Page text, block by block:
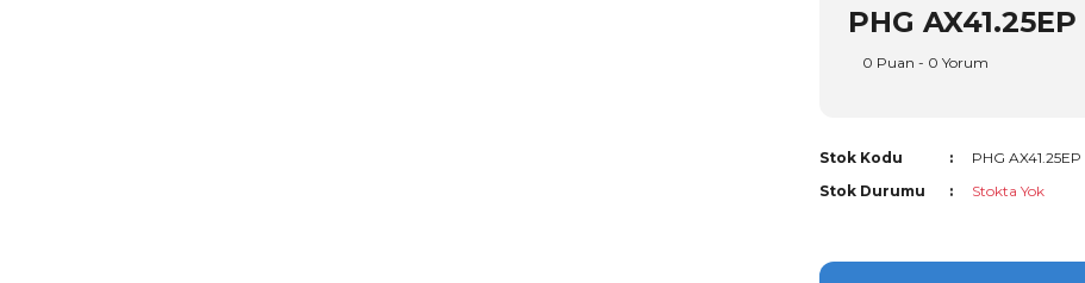
PHG AX41.25EP
0 Puan - 0 Yorum
Stok Kodu
PHG AX41.25EP
Stok Durumu
Stokta Yok